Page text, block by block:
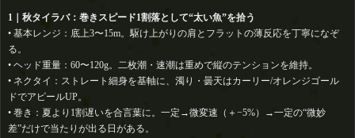
1｜秋タイラバ：巻きスピード1割落として“太い魚”を拾う
• 基本レンジ：底上3〜15m。駆け上がりの肩とフラットの薄反応を丁寧になぞ
る。
• ヘッド重量：60〜120g。二枚潮・速潮は重めで縦のテンションを維持。
• ネクタイ：ストレート細身を基軸に、濁り・曇天はカーリー/オレンジゴール
ドでアピールUP。
• 巻き：夏より1割遅いを合言葉に。一定→微変速（＋−5%）→一定の“微妙
差”だけで当たりが出る日がある。